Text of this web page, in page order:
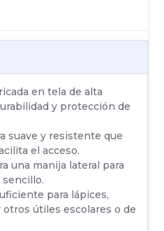
en tela de alta
y protección de
suave y resistente que
el acceso.
una manija lateral para
para lápices,
otros útiles escolares o de